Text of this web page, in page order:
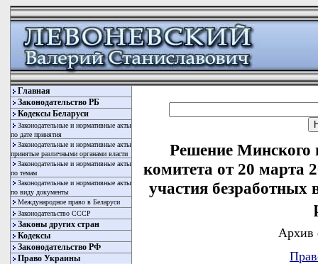
Главная
Законодательство РБ
Кодексы Беларуси
Законодательные и нормативные акты
по дате принятия
Законодательные и нормативные акты
принятые различными органами власти
Законодательные и нормативные акты
по темам
Законодательные и нормативные акты
по виду документы
Международное право в Беларуси
Законодательство СССР
Законы других стран
Кодексы
Законодательство РФ
Право Украины
Решение Минского
комитета от 20 марта
участия
Архив